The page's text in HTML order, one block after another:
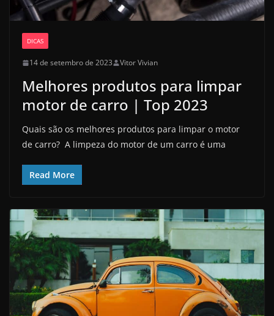
DICAS
14 de setembro de 2023 Vitor Vivian
Melhores produtos para limpar
motor de carro | Top 2023
Quais são os melhores produtos para limpar o motor
de carro? A limpeza do motor de um carro é uma
Read More